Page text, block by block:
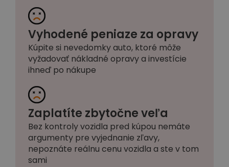
Vyhodené peniaze za opravy
Kúpite si nevedomky auto, ktoré môže
vyžadovať nákladné opravy a investície
ihneď po nákupe
Zaplatíte zbytočne veľa
Bez kontroly vozidla pred kúpou nemáte
argumenty pre vyjednanie zľavy,
nepoznáte reálnu cenu vozidla a ste v tom
sami